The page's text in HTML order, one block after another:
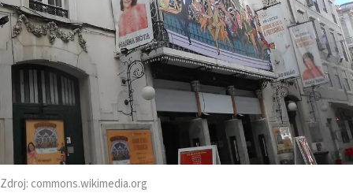
Zdroj: commons.wikimedia.org